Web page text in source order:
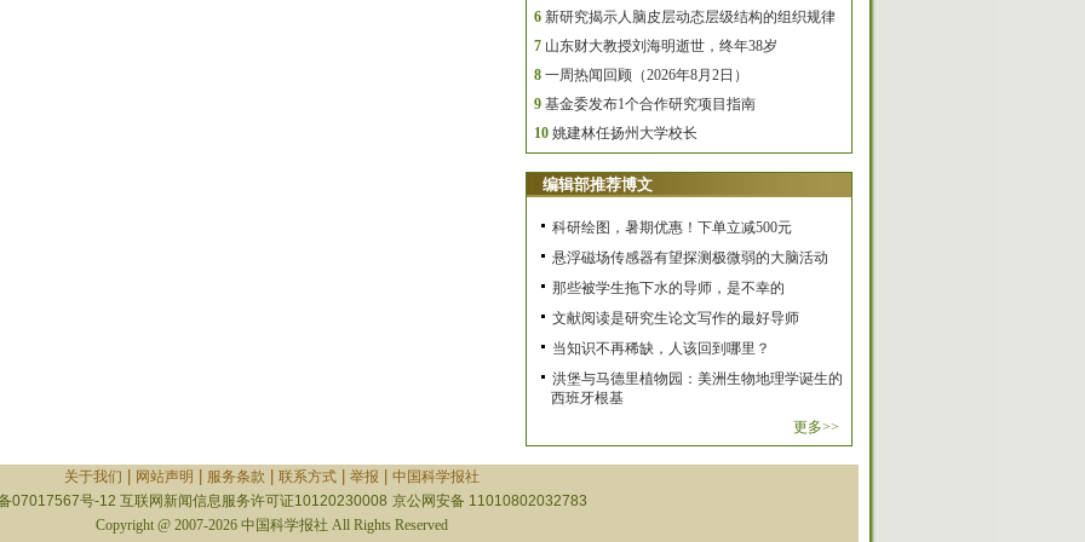
6 新研究揭示人脑皮层动态层级结构的组织规律
7 山东财大教授刘海明逝世，终年38岁
8 一周热闻回顾（2026年8月2日）
9 基金委发布1个合作研究项目指南
10 姚建林任扬州大学校长
编辑部推荐博文
科研绘图，暑期优惠！下单立减500元
悬浮磁场传感器有望探测极微弱的大脑活动
那些被学生拖下水的导师，是不幸的
文献阅读是研究生论文写作的最好导师
当知识不再稀缺，人该回到哪里？
洪堡与马德里植物园：美洲生物地理学诞生的
西班牙根基
更多>>
关于我们 网站声明 服务条款 联系方式| 举报
中国科学报社
07017567号-12 互联网新闻信息服务许可证10120230008 京公网安备 11010802032783
Copyright @ 2007-2026 中国科学报社 All Rights Reserved